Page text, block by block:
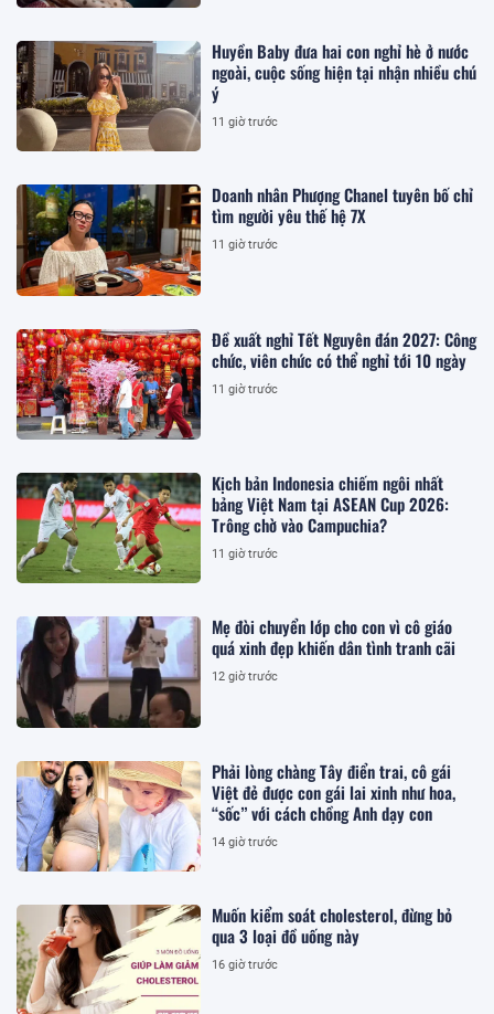
Huyền Baby đưa hai con nghỉ hè ở nước
ngoài, cuộc sống hiện tại nhận nhiều chú
ý
11 giờ trước
Doanh nhân Phượng Chanel tuyên bố chỉ
tìm người yêu thế hệ 7X
11 giờ trước
Đề xuất nghỉ Tết Nguyên đán 2027: Công
chức, viên chức có thể nghỉ tới 10 ngày
11 giờ trước
Kịch bản Indonesia chiếm ngôi nhất
bảng Việt Nam tại ASEAN Cup 2026:
Trông chờ vào Campuchia?
11 giờ trước
Mẹ đòi chuyển lớp cho con vì cô giáo
quá xinh đẹp khiến dân tình tranh cãi
12 giờ trước
Phải lòng chàng Tây điển trai, cô gái
Việt đẻ được con gái lai xinh như hoa,
“sốc” với cách chồng Anh dạy con
14 giờ trước
Muốn kiểm soát cholesterol, đừng bỏ
qua 3 loại đồ uống này
16 giờ trước